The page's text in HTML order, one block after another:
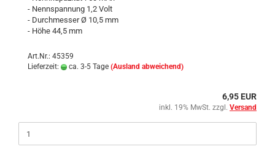
- Nennspannung 1,2 Volt
- Durchmesser Ø 10,5 mm
- Höhe 44,5 mm
Art.Nr.: 45359
Lieferzeit:
ca. 3-5 Tage (Ausland abweichend)
6,95 EUR
inkl. 19% MwSt. zzgl. Versand